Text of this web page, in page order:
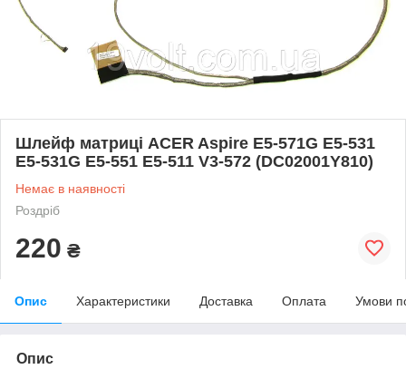
Шлейф матриці ACER Aspire E5-571G E5-531
E5-531G E5-551 E5-511 V3-572 (DC02001Y810)
Немає в наявності
Роздріб
220 ₴
Опис Характеристики Доставка Оплата Умови
Опис